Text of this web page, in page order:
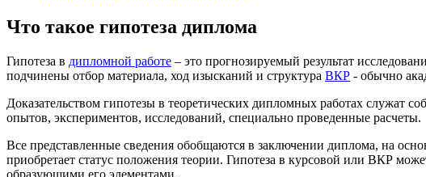
Что такое гипотеза диплома
Гипотеза в дипломной работе – это прогнозируемый результат
подчинены отбор материала, ход изысканий и структура ВКР - обычно
Доказательством гипотезы в теоретических дипломных работах служат
опытов, экспериментов, исследований, специально проведенные расчеты.
Все представленные сведения обобщаются в заключении диплома, на
приобретает статус положения теории. Гипотеза в курсовой или ВКР
образующими его элементами.